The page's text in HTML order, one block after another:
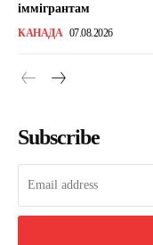
іммігрантам
КАНАДА 07.08.2026
Subscribe